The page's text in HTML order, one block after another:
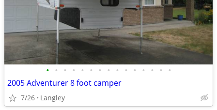
• • • • • • • • • • • • • • •
2005 Adventurer 8 foot camper
7/26 Langley